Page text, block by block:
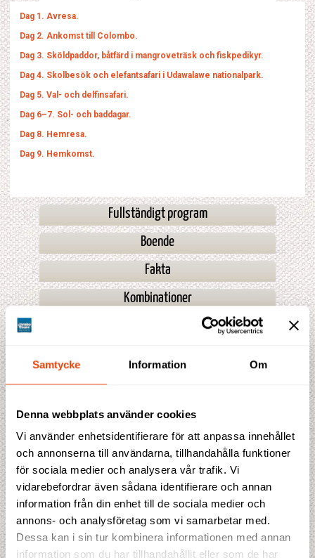
Samtycke Information Om
Denna webbplats använder cookies
Vi använder enhetsidentifierare för att anpassa innehållet
och annonserna till användarna, tillhandahålla funktioner
för sociala medier och analysera vår trafik. Vi
vidarebefordrar även sådana identifierare och annan
information från din enhet till de sociala medier och
annons- och analysföretag som vi samarbetar med.
Dessa kan i sin tur kombinera informationen med annan
information som du har tillhandahållit eller som de har
Dag 1. Avresa.
Dag 2. Ankomst till Colombo.
Dag 3. Sköldpaddor, båtfärd i mangroveträsk och fiskpedikyr.
Dag 4. Skolbesök och elefantsafari i Udawalawe nationalpark.
Dag 5. Val- och delfinsafari.
Dag 6–7. Sol- och baddagar.
Dag 8. Hemresa.
Dag 9. Hemkomst.
Fullständigt program
Boende
Fakta
Kombinationer
bokningen ändå, så återkommer vi till dig med en offert.
Detta ingår i priset
6 hotellnätter ***+
6 frukostar
3 luncher
6 middagar
Flyg från Skandinavien i ekonomiklass